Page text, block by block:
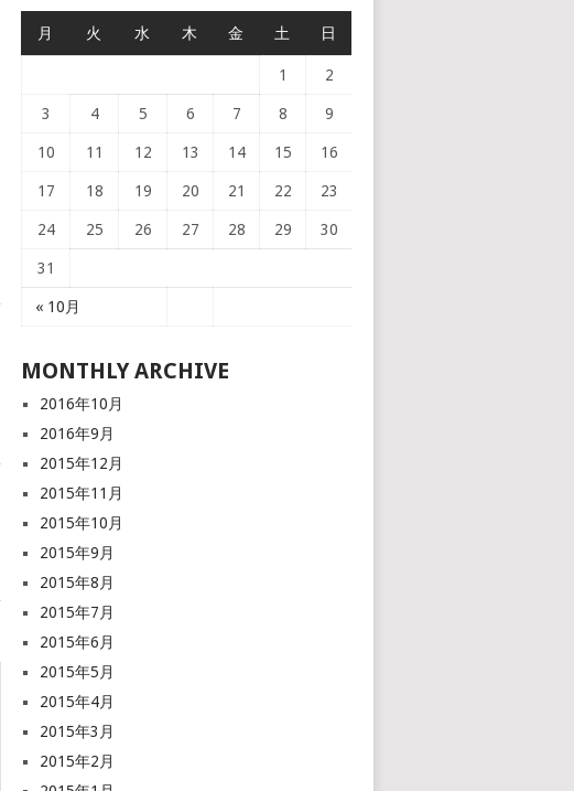
月 火 水 木 金 土 日
« 10月
1 2
3 4 5 6 7 8 9
10 11 12 13 14 15 16
17 18 19 20 21 22 23
24 25 26 27 28 29 30
31
MONTHLY ARCHIVE
2016年10月
2016年9月
2015年12月
2015年11月
2015年10月
2015年9月
2015年8月
2015年7月
2015年6月
2015年5月
2015年4月
2015年3月
2015年2月